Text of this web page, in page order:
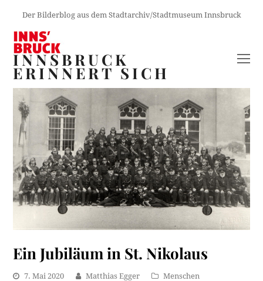
Der Bilderblog aus dem Stadtarchiv/Stadtmuseum Innsbruck
INNSBRUCK
ERINNERT SICH
Ein Jubiläum in St. Nikolaus
7. Mai 2020 Matthias Egger Menschen